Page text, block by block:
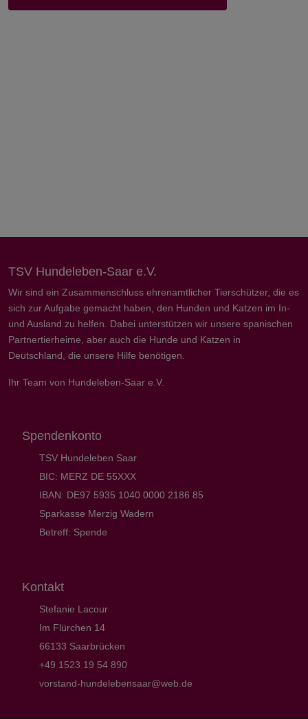
TSV Hundeleben-Saar e.V.
Wir sind ein Zusammenschluss ehrenamtlicher Tierschützer, die es
sich zur Aufgabe gemacht haben, den Hunden und Katzen im In-
und Ausland zu helfen. Dabei unterstützen wir unsere spanischen
Partnertierheime, aber auch die Hunde und Katzen in
Deutschland, die unsere Hilfe benötigen.
Ihr Team von Hundeleben-Saar e.V.
Spendenkonto
TSV Hundeleben Saar
BIC: MERZ DE 55XXX
IBAN: DE97 5935 1040 0000 2186 85
Sparkasse Merzig Wadern
Betreff: Spende
Kontakt
Stefanie Lacour
Im Flürchen 14
66133 Saarbrücken
+49 1523 19 54 890
vorstand-hundelebensaar@web.de